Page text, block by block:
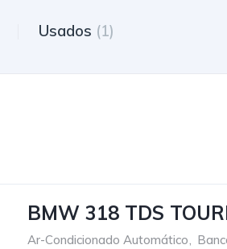
Usados (1)
BMW 318 TDS
Ar-Condicionado Automático,